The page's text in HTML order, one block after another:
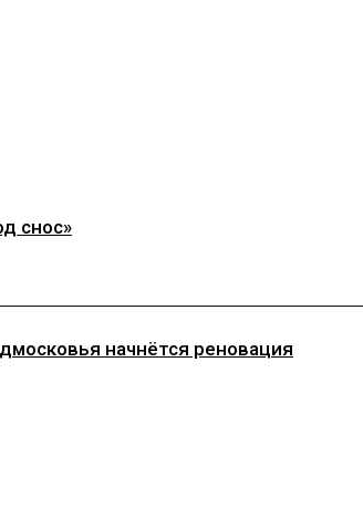
снос»
начнётся реновация